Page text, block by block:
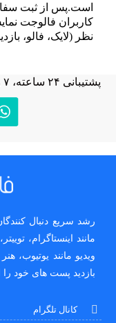
است.پس از ثبت
کاربران فالوجت
نظر (لایک، فالو،
رشد سریع دنبال
مانند اینستاگرام،
ویدیو مانند یوتیوب،
بازدید پست های خود
کانال تلگرام